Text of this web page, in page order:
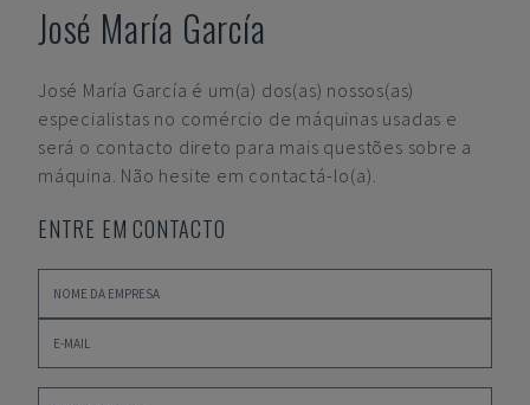
José María García
José María García é um(a) dos(as) nossos(as)
especialistas no comércio de máquinas usadas e
será o contacto direto para mais questões sobre a
máquina. Não hesite em contactá-lo(a).
ENTRE EM CONTACTO